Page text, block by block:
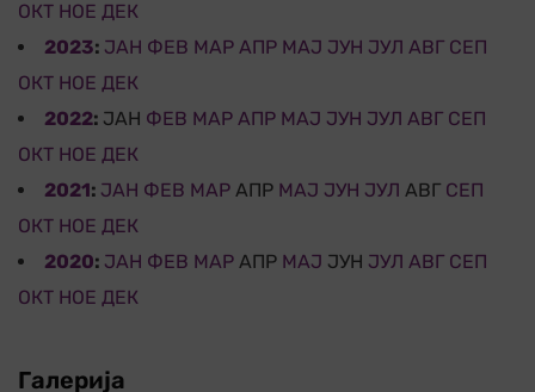
ОКТ НОЕ ДЕК
2023: ЈАН ФЕВ МАР АПР МАЈ ЈУН ЈУЛ АВГ СЕП
ОКТ НОЕ ДЕК
2022: ЈАН ФЕВ МАР АПР МАЈ ЈУН ЈУЛ АВГ СЕП
ОКТ НОЕ ДЕК
2021: ЈАН ФЕВ МАР АПР МАЈ ЈУН ЈУЛ АВГ СЕП
ОКТ НОЕ ДЕК
2020: ЈАН ФЕВ МАР АПР МАЈ ЈУН ЈУЛ АВГ СЕП
ОКТ НОЕ ДЕК
Галерија